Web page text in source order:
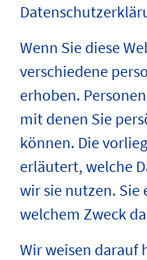
Wenn Sie diese
verschiedene
erhoben.
mit denen Sie
können. Die
erläutert, welche
wir sie nutzen. Sie
welchem Zweck
Wir weisen darauf